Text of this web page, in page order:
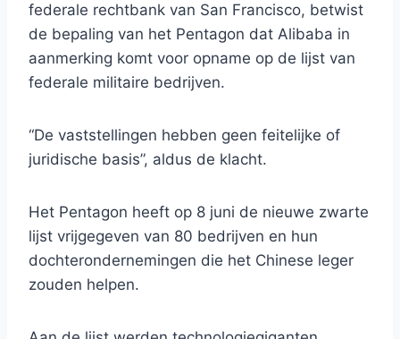
federale rechtbank van San Francisco, betwist
de bepaling van het Pentagon dat Alibaba in
aanmerking komt voor opname op de lijst van
federale militaire bedrijven.
“De vaststellingen hebben geen feitelijke of
juridische basis”, aldus de klacht.
Het Pentagon heeft op 8 juni de nieuwe zwarte
lijst vrijgegeven van 80 bedrijven en hun
dochterondernemingen die het Chinese leger
zouden helpen.